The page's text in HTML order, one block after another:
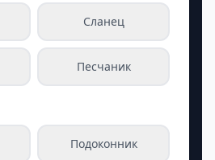
Сланец
Песчаник
Подоконник